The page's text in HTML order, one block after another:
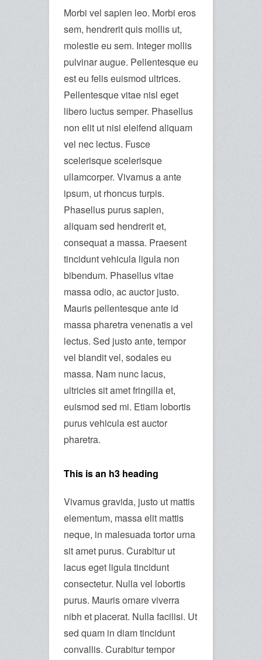
Morbi vel sapien leo. Morbi eros
sem, hendrerit quis mollis ut,
molestie eu sem. Integer mollis
pulvinar augue. Pellentesque eu
est eu felis euismod ultrices.
Pellentesque vitae nisl eget
libero luctus semper. Phasellus
non elit ut nisi eleifend aliquam
vel nec lectus. Fusce
scelerisque scelerisque
ullamcorper. Vivamus a ante
ipsum, ut rhoncus turpis.
Phasellus purus sapien,
aliquam sed hendrerit et,
consequat a massa. Praesent
tincidunt vehicula ligula non
bibendum. Phasellus vitae
massa odio, ac auctor justo.
Mauris pellentesque ante id
massa pharetra venenatis a vel
lectus. Sed justo ante, tempor
vel blandit vel, sodales eu
massa. Nam nunc lacus,
ultricies sit amet fringilla et,
euismod sed mi. Etiam lobortis
purus vehicula est auctor
pharetra.
This is an h3 heading
Vivamus gravida, justo ut mattis
elementum, massa elit mattis
neque, in malesuada tortor urna
sit amet purus. Curabitur ut
lacus eget ligula tincidunt
consectetur. Nulla vel lobortis
purus. Mauris ornare viverra
nibh et placerat. Nulla facilisi. Ut
sed quam in diam tincidunt
convallis. Curabitur tempor